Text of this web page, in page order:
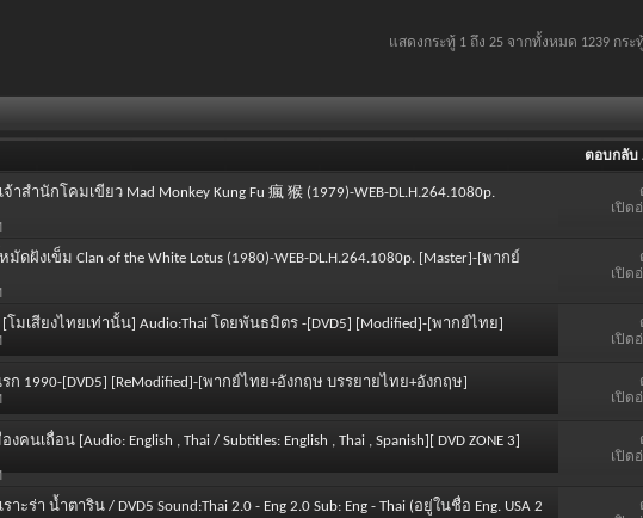
แสดงกระทู้ 1 ถึง 25 จากทั้งหมด 1239 กระทู้
ตอบกลับ
าสำนักโคมเขียว Mad Monkey Kung Fu 瘋 猴 (1979)-WEB-DL.H.264.1080p.
เปิด
ดฝังเข็ม Clan of the White Lotus (1980)-WEB-DL.H.264.1080p. [Master]-[พากย์
เปิด
[โมเสียงไทยเท่านั้น] Audio:Thai โดยพันธมิตร -[DVD5] [Modified]-[พากย์ไทย]
เปิด
รก 1990-[DVD5] [ReModified]-[พากย์ไทย+อังกฤษ บรรยายไทย+อังกฤษ]
เปิด
นเถื่อน [Audio: English , Thai / Subtitles: English , Thai , Spanish][ DVD ZONE 3]
เปิด
ร่า น้ำตาริน / DVD5 Sound:Thai 2.0 - Eng 2.0 Sub: Eng - Thai (อยู่ในชื่อ Eng. USA 2